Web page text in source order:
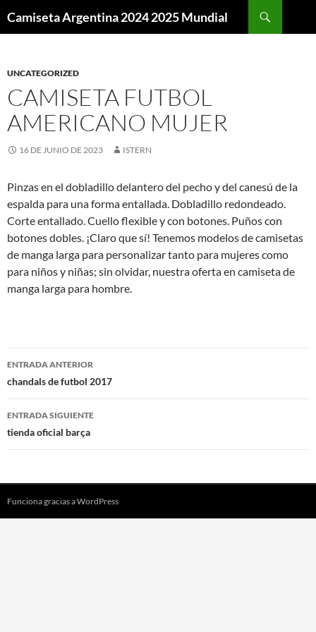
Camiseta Argentina 2024 2025 Mundial
UNCATEGORIZED
CAMISETA FUTBOL
AMERICANO MUJER
16 DE JUNIO DE 2023 ISTERN
Pinzas en el dobladillo delantero del pecho y del canesú de la
espalda para una forma entallada. Dobladillo redondeado.
Corte entallado. Cuello flexible y con botones. Puños con
botones dobles. ¡Claro que sí! Tenemos modelos de camisetas
de manga larga para personalizar tanto para mujeres como
para niños y niñas; sin olvidar, nuestra oferta en camiseta de
manga larga para hombre.
Navegación
de
entradas
ENTRADA ANTERIOR
chandals de futbol 2017
ENTRADA SIGUIENTE
tienda oficial barça
Funciona gracias a WordPress